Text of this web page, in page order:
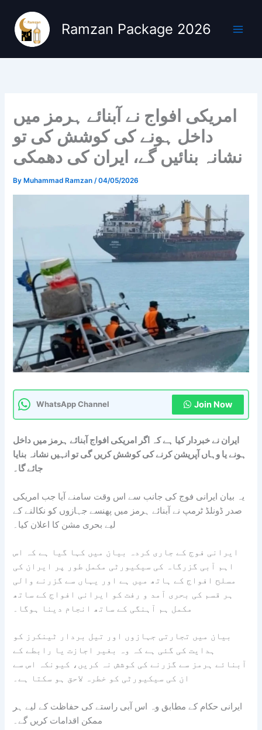
content
Ramzan Package 2026
امریکی افواج نے آبنائے ہرمز میں
داخل ہونے کی کوشش کی تو
نشانہ بنائیں گے، ایران کی دھمکی
By Muhammad Ramzan/04/05/2026
WhatsApp Channel Join Now
ایران نے خبردار کیا ہے کہ اگر امریکی افواج آبنائے ہرمز میں داخل
ہونے یا وہاں آپریشن کرنے کی کوشش کریں گی تو انہیں نشانہ بنایا
جائے گا۔
یہ بیان ایرانی فوج کی جانب سے اس وقت سامنے آیا جب امریکی
صدر ڈونلڈ ٹرمپ نے آبنائے ہرمز میں پھنسے جہازوں کو نکالنے کے
لیے بحری مشن کا اعلان کیا۔
ایرانی فوج کے جاری کردہ بیان میں کہا گیا ہے کہ اس
اہم آبی گزرگاہ کی سیکیورٹی مکمل طور پر ایران کی
مسلح افواج کے ہاتھ میں ہے اور یہاں سے گزرنے والی
ہر قسم کی بحری آمد و رفت کو ایرانی افواج کے ساتھ
مکمل ہم آہنگی کے ساتھ انجام دینا ہوگا۔
بیان میں تجارتی جہازوں اور تیل بردار ٹینکرز کو
ہدایت کی گئی ہے کہ وہ بغیر اجازت یا رابطے کے
آبنائے ہرمز سے گزرنے کی کوشش نہ کریں، کیونکہ اس سے
ان کی سیکیورٹی کو خطرہ لاحق ہو سکتا ہے۔
ایرانی حکام کے مطابق وہ اس آبی راستے کی حفاظت کے لیے ہر
ممکن اقدامات کریں گے۔